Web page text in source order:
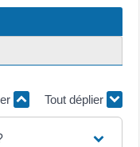
Tout déplier